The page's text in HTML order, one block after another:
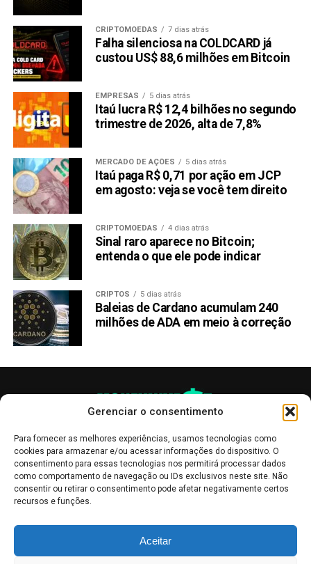
Gerenciar o consentimento
Para fornecer as melhores experiências, usamos tecnologias como
cookies para armazenar e/ou acessar informações do dispositivo. O
consentimento para essas tecnologias nos permitirá processar dados
como comportamento de navegação ou IDs exclusivos neste site. Não
consentir ou retirar o consentimento pode afetar negativamente certos
recursos e funções.
Aceitar
CRIPTOMOEDAS 7 dias atrás
Falha silenciosa na COLDCARD já
custou US$ 88,6 milhões em Bitcoin
EMPRESAS 5 dias atrás
Itaú lucra R$ 12,4 bilhões no segundo
trimestre de 2026, alta de 7,8%
MERCADO DE AÇÕES 5 dias atrás
Itaú paga R$ 0,71 por ação em JCP
em agosto: veja se você tem direito
CRIPTOMOEDAS 4 dias atrás
Sinal raro aparece no Bitcoin;
entenda o que ele pode indicar
CRIPTOS 5 dias atrás
Baleias de Cardano acumulam 240
milhões de ADA em meio à correção
informativo, servindo como boletins de divulgação, e não devem ser
interpretadas como recomendações de investimento.Leia mais